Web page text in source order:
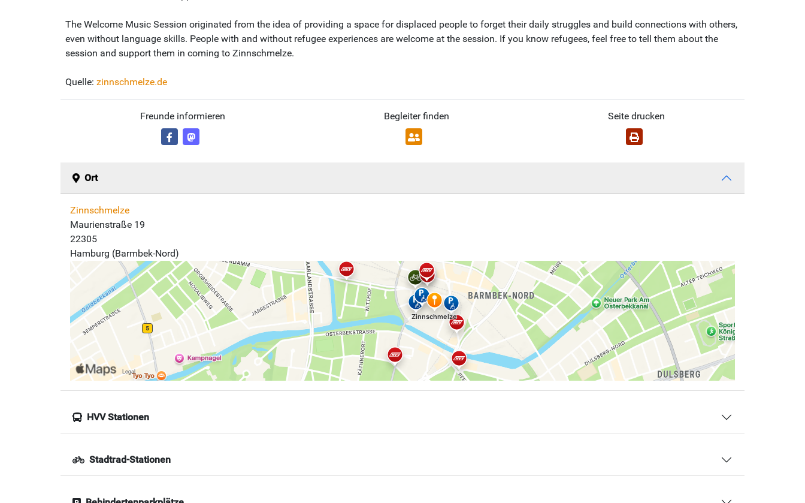
The Welcome Music Session originated from the idea of providing a space for displaced people to forget their daily struggles and build connections with others,
even without language skills. People with and without refugee experiences are welcome at the session. If you know refugees, feel free to tell them about the
session and support them in coming to Zinnschmelze.
Quelle: zinnschmelze.de
Freunde informieren Begleiter finden Seite drucken
Ort
Zinnschmelze
Maurienstraße 19
22305
Hamburg (Barmbek-Nord)
HVV Stationen
Stadtrad-Stationen